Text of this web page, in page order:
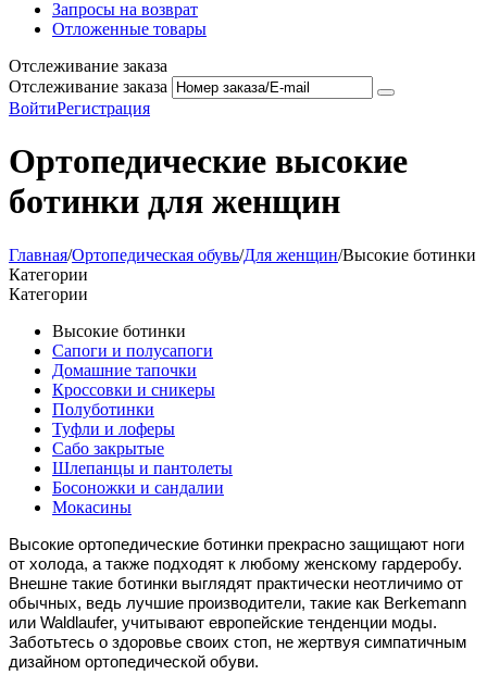
Запросы на возврат
Отложенные товары
Отслеживание заказа
Отслеживание заказа
ВойтиРегистрация
Ортопедические высокие
ботинки для женщин
Главная/Ортопедическая обувь/Для женщин/Высокие ботинки
Категории
Категории
Высокие ботинки
Сапоги и полусапоги
Домашние тапочки
Кроссовки и сникеры
Полуботинки
Туфли и лоферы
Сабо закрытые
Шлепанцы и пантолеты
Босоножки и сандалии
Мокасины
Высокие ортопедические ботинки прекрасно защищают ноги
от холода, а также подходят к любому женскому гардеробу.
Внешне такие ботинки выглядят практически неотличимо от
обычных, ведь лучшие производители, такие как Berkemann
или Waldlaufer, учитывают европейские тенденции моды.
Заботьтесь о здоровье своих стоп, не жертвуя симпатичным
дизайном ортопедической обуви.